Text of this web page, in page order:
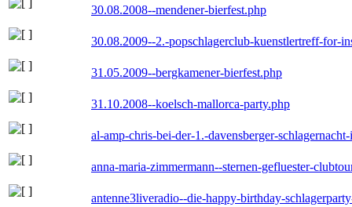
30.08.2008--mendener-bierfest.php
30.08.2009--2.-popschlagerclub-kuenstlertreff-for-
31.05.2009--bergkamener-bierfest.php
31.10.2008--koelsch-mallorca-party.php
al-amp-chris-bei-der-1.-davensberger-
anna-maria-zimmermann--sternen-gefluester-
antenne3liveradio--die-happy-birthday-